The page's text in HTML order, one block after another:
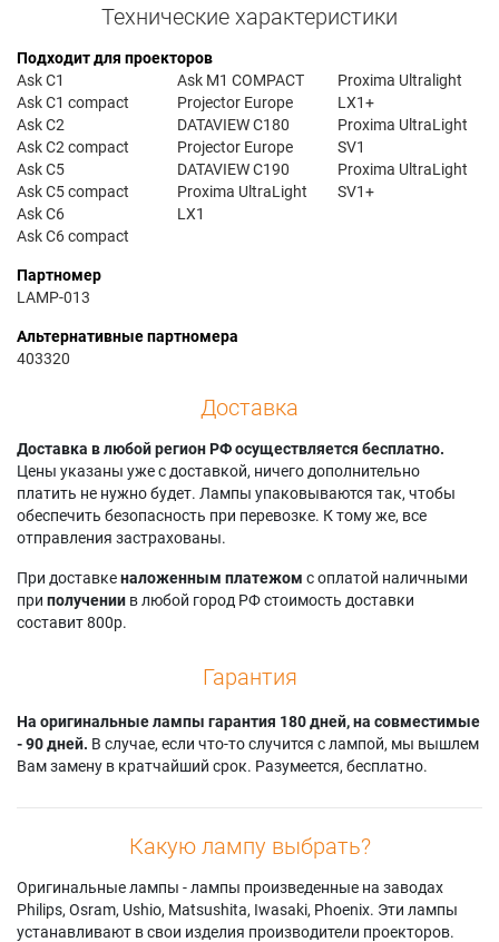
Технические характеристики
Подходит для проекторов
Ask C1
Ask C1 compact
Ask C2
Ask C2 compact
Ask C5
Ask C5 compact
Ask C6
Ask C6 compact
Ask M1 COMPACT
Projector Europe
DATAVIEW C180
Projector Europe
DATAVIEW C190
Proxima UltraLight
LX1
Proxima Ultralight
LX1+
Proxima UltraLight
SV1
Proxima UltraLight
SV1+
Партномер
LAMP-013
Альтернативные партномера
403320
Доставка
Доставка в любой регион РФ осуществляется бесплатно.
Цены указаны уже с доставкой, ничего дополнительно
платить не нужно будет. Лампы упаковываются так, чтобы
обеспечить безопасность при перевозке. К тому же, все
отправления застрахованы.
При доставкеналоженным платежом с оплатой наличными
при получении в любой город РФ стоимость доставки
составит 800р.
Гарантия
На оригинальные лампы гарантия 180 дней, на совместимые
- 90 дней. В случае, если что-то случится с лампой, мы вышлем
Вам замену в кратчайший срок. Разумеется, бесплатно.
Какую лампу выбрать?
Оригинальные лампы - лампы произведенные на заводах
Philips, Osram, Ushio, Matsushita, Iwasaki, Phoenix. Эти лампы
устанавливают в свои изделия производители проекторов.